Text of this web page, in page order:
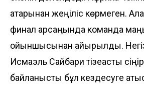
қатарынан жеңіліс көрмеген.
финал қарсаңында команда
ойыншысынан айырылды.
Исмаэль Сайбари тізеасты
байланысты бұл кездесуге